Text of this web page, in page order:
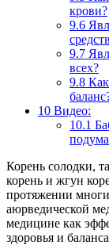
крови?
9.6
9.7
всех?
9.8
10 Видео:
10.1
Корень солодки,
корень и жгун
протяжении
аюрведической
медицине как
здоровья и